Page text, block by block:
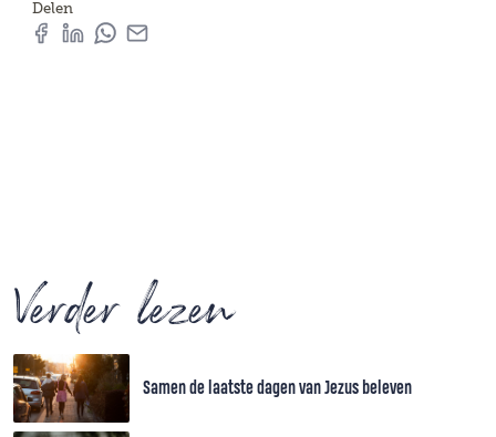
Delen
Verder lezen
Samen de laatste dagen van Jezus beleven